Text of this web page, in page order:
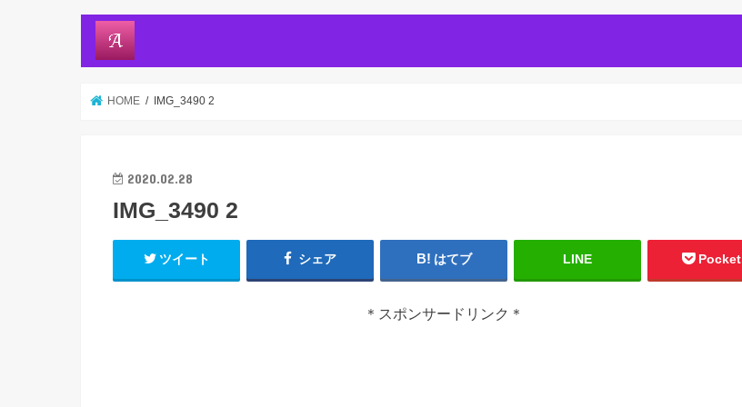
HOME IMG_3490 2
2020.02.28
IMG_3490 2
ツイート シェア はてブ LINE Pocket
＊スポンサードリンク＊